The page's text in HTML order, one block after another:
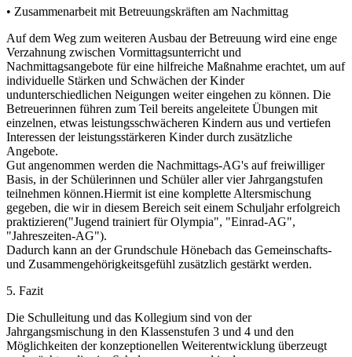
• Zusammenarbeit mit Betreuungskräften am Nachmittag
Auf dem Weg zum weiteren Ausbau der Betreuung wird eine enge
Verzahnung zwischen Vormittagsunterricht und
Nachmittagsangebote für eine hilfreiche Maßnahme erachtet, um auf
individuelle Stärken und Schwächen der Kinder
undunterschiedlichen Neigungen weiter eingehen zu können. Die
Betreuerinnen führen zum Teil bereits angeleitete Übungen mit
einzelnen, etwas leistungsschwächeren Kindern aus und vertiefen
Interessen der leistungsstärkeren Kinder durch zusätzliche
Angebote.
Gut angenommen werden die Nachmittags-AG's auf freiwilliger
Basis, in der Schülerinnen und Schüler aller vier Jahrgangstufen
teilnehmen können.Hiermit ist eine komplette Altersmischung
gegeben, die wir in diesem Bereich seit einem Schuljahr erfolgreich
praktizieren("Jugend trainiert für Olympia", "Einrad-AG",
"Jahreszeiten-AG").
Dadurch kann an der Grundschule Hönebach das Gemeinschafts-
und Zusammengehörigkeitsgefühl zusätzlich gestärkt werden.
5. Fazit
Die Schulleitung und das Kollegium sind von der
Jahrgangsmischung in den Klassenstufen 3 und 4 und den
Möglichkeiten der konzeptionellen Weiterentwicklung überzeugt